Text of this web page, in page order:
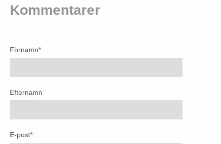
Kommentarer
Förnamn*
Efternamn
E-post*